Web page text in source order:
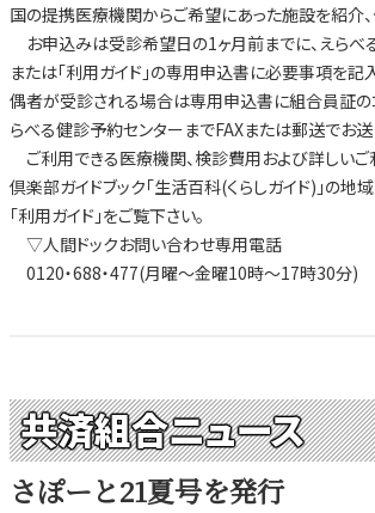
国の提携医療機関からご希望にあった施設を紹介、
お申込みは受診希望日の1ヶ月前までに、えらべ
または「利用ガイド」の専用申込書に必要事項を記
偶者が受診される場合は専用申込書に組合員証の
らべる健診予約センターまでFAXまたは郵送でお送
ご利用できる医療機関、検診費用および詳しいご
倶楽部ガイドブック「生活百科(くらしガイド)」の地
「利用ガイド」をご覧下さい。
▽人間ドックお問い合わせ専用電話
0120・688・477(月曜～金曜10時～17時30分)
共済組合ニュース
さぽーと21夏号を発行